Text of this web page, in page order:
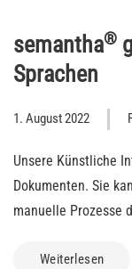
semantha®
Sprachen
1. August 2022
Unsere Künstliche
Dokumenten. Sie
manuelle Prozesse
Weiterlesen